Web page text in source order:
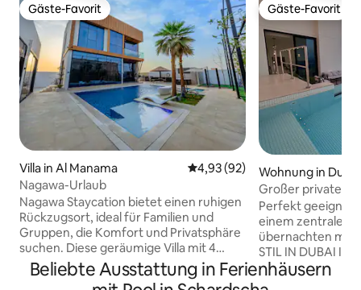
Gäste-Favorit
Gäste-Favorit
Villa in Al Manama Durchschnittliche Bewertung:
4,93 (92)
Nagawa-Urlaub
Nagawa Staycation bietet einen ruhigen
Rückzugsort, ideal für Familien und
Gruppen, die Komfort und Privatsphäre
suchen. Diese geräumige Villa mit 4
Schlafzimmern verfügt über einen
privaten Pool, einen Whirlpool und einen
Gäste-Favorit
Gäste-Favorit
Wohnung in Dubai
Großer privater
Personen, Blick
Sonnenuntergang
Perfekt geeignet
einem zentralen
übernachten möchten.
STIL IN DUBAI IN
PRIVATEN POOL,
Beliebte Ausstattung in Ferienhäusern